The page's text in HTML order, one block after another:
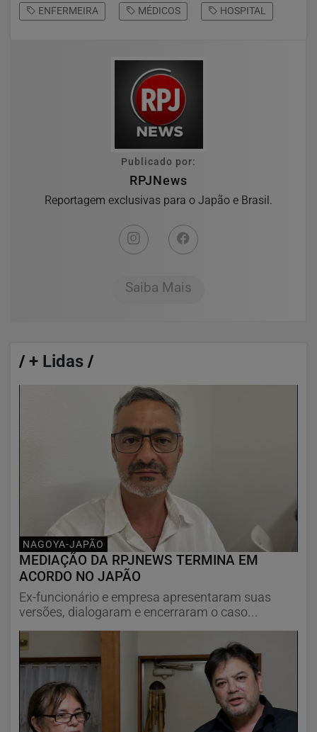
ENFERMEIRA MÉDICOS HOSPITAL
Publicado por:
RPJNews
Reportagem exclusivas para o Japão e Brasil.
Saiba Mais
/ + Lidas /
NAGOYA-JAPÃO
MEDIAÇÃO DA RPJNEWS TERMINA EM
ACORDO NO JAPÃO
Ex-funcionário e empresa apresentaram suas
versões, dialogaram e encerraram o caso...